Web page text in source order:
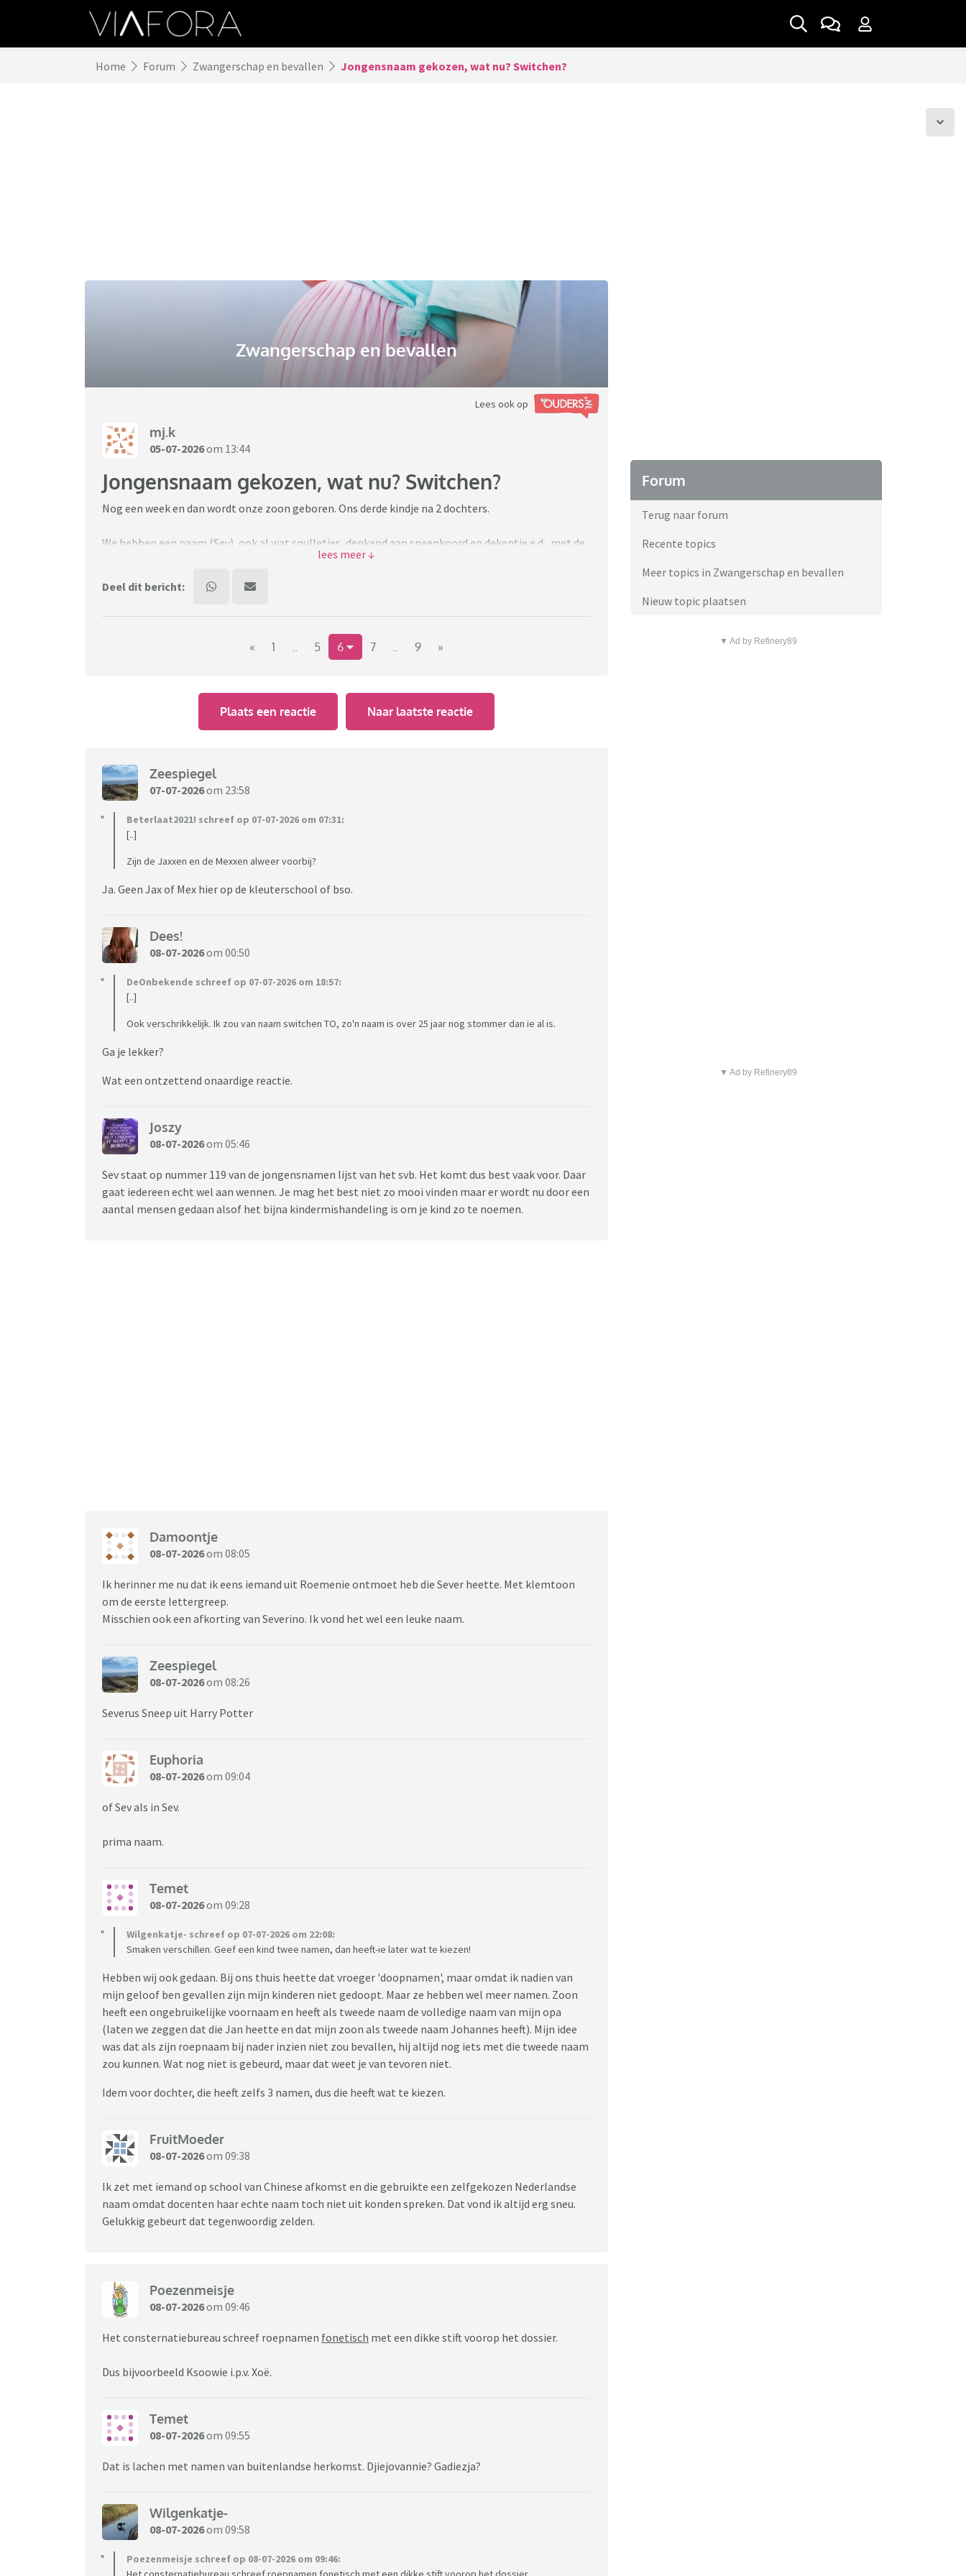
Home Forum Zwangerschap en bevallen Jongensnaam gekozen, wat nu? Switchen?
Zwangerschap en bevallen
Lees ook op
mj.k
05-07-2026om 13:44
Jongensnaam gekozen, wat nu? Switchen?
Nog een week en dan wordt onze zoon geboren. Ons derde kindje na 2 dochters.
We hebben een naam (Sev), ook al wat spulletjes, denkend aan speenkoord en dekentje e.d., met de
naam er op. Nu is mijn beste kameraad vader geworden van een zoon genasmd Sevv.
Nog switchen?
Deel dit bericht:
« 1 .. 5 6 7 .. 9 »
Plaats een reactie Naar laatste reactie
Zeespiegel
07-07-2026om 23:58
Beterlaat2021! schreef op 07-07-2026 om 07:31:
[..]
Zijn de Jaxxen en de Mexxen alweer voorbij?
Ja. Geen Jax of Mex hier op de kleuterschool of bso.
Dees!
08-07-2026om 00:50
DeOnbekende schreef op 07-07-2026 om 18:57:
[..]
Ook verschrikkelijk. Ik zou van naam switchen TO, zo'n naam is over 25 jaar nog stommer dan ie al is.
Ga je lekker?
Wat een ontzettend onaardige reactie.
Joszy
08-07-2026om 05:46
Sev staat op nummer 119 van de jongensnamen lijst van het svb. Het komt dus best vaak voor. Daar
gaat iedereen echt wel aan wennen. Je mag het best niet zo mooi vinden maar er wordt nu door een
aantal mensen gedaan alsof het bijna kindermishandeling is om je kind zo te noemen.
Damoontje
08-07-2026om 08:05
Ik herinner me nu dat ik eens iemand uit Roemenie ontmoet heb die Sever heette. Met klemtoon
om de eerste lettergreep.
Misschien ook een afkorting van Severino. Ik vond het wel een leuke naam.
Zeespiegel
08-07-2026om 08:26
Severus Sneep uit Harry Potter
Euphoria
08-07-2026om 09:04
of Sev als in Sev.
prima naam.
Temet
08-07-2026om 09:28
Wilgenkatje- schreef op 07-07-2026 om 22:08:
Smaken verschillen. Geef een kind twee namen, dan heeft-ie later wat te kiezen!
Hebben wij ook gedaan. Bij ons thuis heette dat vroeger 'doopnamen', maar omdat ik nadien van
mijn geloof ben gevallen zijn mijn kinderen niet gedoopt. Maar ze hebben wel meer namen. Zoon
heeft een ongebruikelijke voornaam en heeft als tweede naam de volledige naam van mijn opa
(laten we zeggen dat die Jan heette en dat mijn zoon als tweede naam Johannes heeft). Mijn idee
was dat als zijn roepnaam bij nader inzien niet zou bevallen, hij altijd nog iets met die tweede naam
zou kunnen. Wat nog niet is gebeurd, maar dat weet je van tevoren niet.
Idem voor dochter, die heeft zelfs 3 namen, dus die heeft wat te kiezen.
FruitMoeder
08-07-2026om 09:38
Ik zet met iemand op school van Chinese afkomst en die gebruikte een zelfgekozen Nederlandse
naam omdat docenten haar echte naam toch niet uit konden spreken. Dat vond ik altijd erg sneu.
Gelukkig gebeurt dat tegenwoordig zelden.
Poezenmeisje
08-07-2026om 09:46
Het consternatiebureau schreef roepnamen fonetisch met een dikke stift voorop het dossier.
Dus bijvoorbeeld Ksoowie i.p.v. Xoë.
Temet
08-07-2026om 09:55
Dat is lachen met namen van buitenlandse herkomst. Djiejovannie? Gadiezja?
Wilgenkatje-
08-07-2026om 09:58
Poezenmeisje schreef op 08-07-2026 om 09:46:
Forum
Terug naar forum
Recente topics
Meer topics in Zwangerschap en bevallen
Nieuw topic plaatsen
▼ Ad by Refinery89
▼ Ad by Refinery89